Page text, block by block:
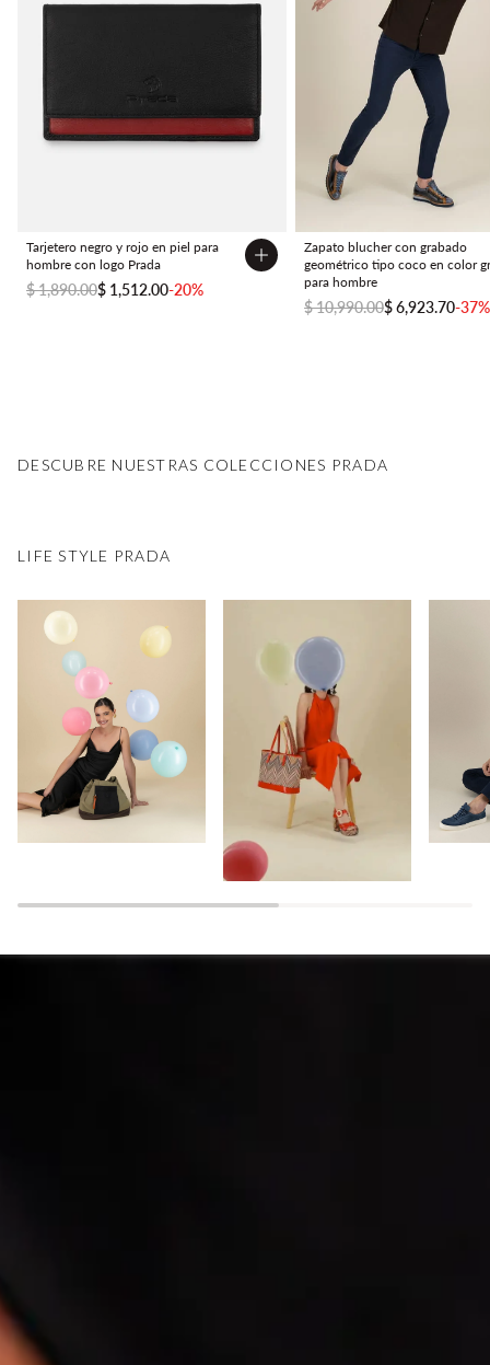
Tarjetero negro y rojo en piel para
hombre con logo Prada
$ 1,890.00$ 1,512.00-20%
Zapato blucher con grabado
geométrico tipo coco en color
para hombre
$ 10,990.00$ 6,923.70-37%
DESCUBRE NUESTRAS COLECCIONES PRADA
LIFE STYLE PRADA